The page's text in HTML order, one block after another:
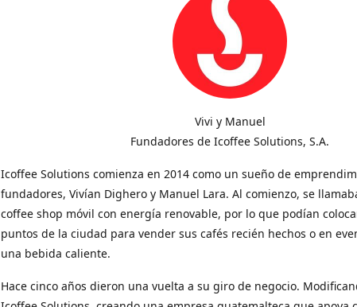
Vivi y Manuel
Fundadores de Icoffee Solutions, S.A.
Icoffee Solutions comienza en 2014 como un sueño de
fundadores, Vivían Dighero y Manuel Lara. Al comienzo, se
coffee shop móvil con energía renovable, por lo que podían
puntos de la ciudad para vender sus cafés recién hechos o en
una bebida caliente.
Hace cinco años dieron una vuelta a su giro de negocio.